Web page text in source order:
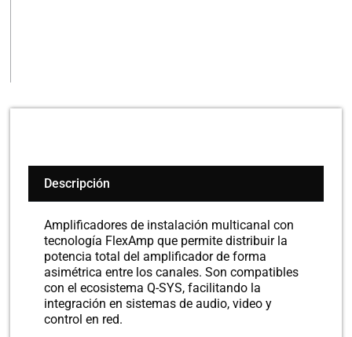
Descripción
Amplificadores de instalación multicanal con
tecnología FlexAmp que permite distribuir la
potencia total del amplificador de forma
asimétrica entre los canales. Son compatibles
con el ecosistema Q-SYS, facilitando la
integración en sistemas de audio, video y
control en red.